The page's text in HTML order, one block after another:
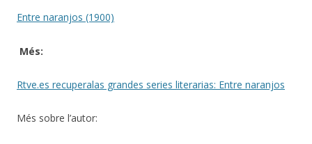
Entre naranjos (1900)
Més:
Rtve.es recuperalas grandes series literarias: Entre naranjos
Més sobre l’autor: